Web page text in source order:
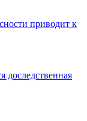
приводит к
доследственная